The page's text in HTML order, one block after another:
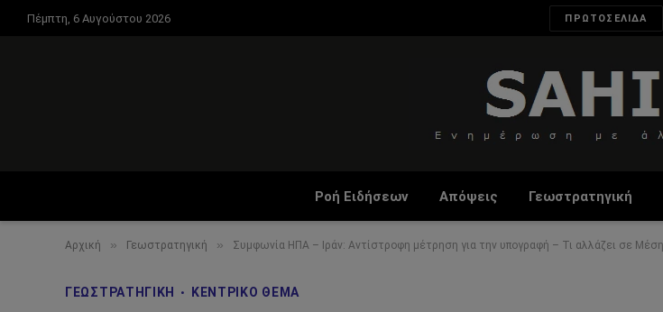
Πέμπτη, 6 Αυγούστου 2026 ΠΡΩΤΟΣΕΛΙΔΑ
Ροή Ειδήσεων Απόψεις Γεωστρατηγική
Αρχική » Γεωστρατηγική » Συμφωνία ΗΠΑ – Ιράν: Αντίστροφη μέτρηση για την υπογραφή – Τι αλλάζει σε
ΓΕΩΣΤΡΑΤΗΓΙΚΉ ΚΕΝΤΡΙΚΌ ΘΈΜΑ